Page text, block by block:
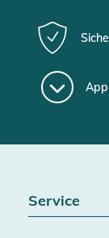
Service